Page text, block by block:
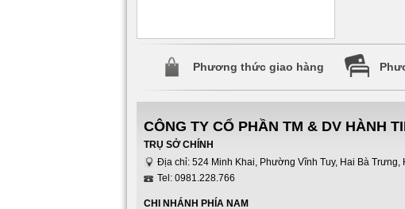
Phương thức giao hàng
CÔNG TY CỔ PHẦN TM & DV HÀNH
TRỤ SỞ CHÍNH
Địa chỉ: 524 Minh Khai, Phường Vĩnh Tuy, Hai Bà Trưng,
Tel: 0981.228.766
CHI NHÁNH PHÍA NAM